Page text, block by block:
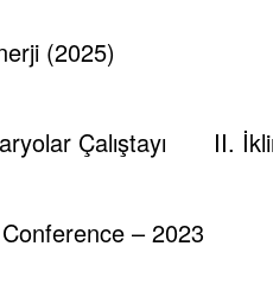
(2025)
Çalıştayı II.
– 2023